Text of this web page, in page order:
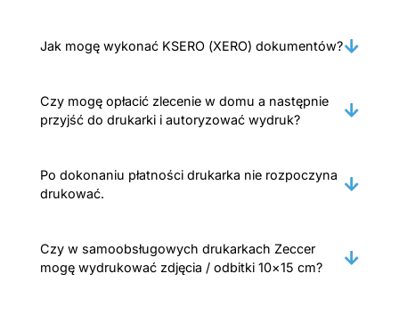
Jak mogę wykonać KSERO (XERO) dokumentów?
Czy mogę opłacić zlecenie w domu a następnie
przyjść do drukarki i autoryzować wydruk?
Po dokonaniu płatności drukarka nie rozpoczyna
drukować.
Czy w samoobsługowych drukarkach Zeccer
mogę wydrukować zdjęcia / odbitki 10×15 cm?